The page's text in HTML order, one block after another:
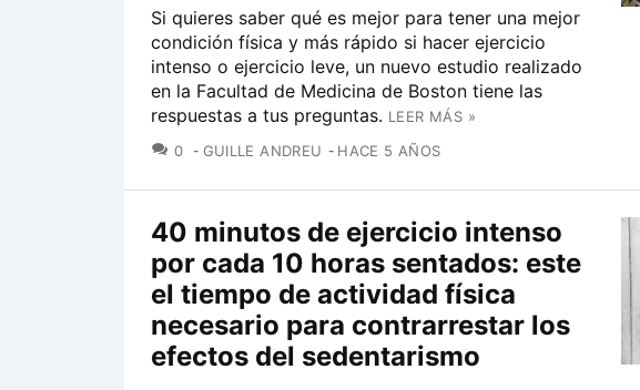
Si quieres saber qué es mejor para tener una mejor
condición física y más rápido si hacer ejercicio
intenso o ejercicio leve, un nuevo estudio realizado
en la Facultad de Medicina de Boston tiene las
respuestas a tus preguntas. LEER MÁS »
0 COMENTARIOS
GUILLE ANDREU HACE 5 AÑOS
40 minutos de ejercicio intenso
por cada 10 horas sentados: este
el tiempo de actividad física
necesario para contrarrestar los
efectos del sedentarismo